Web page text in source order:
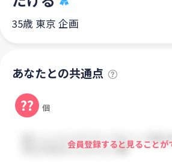
35歳 東京 企画
あなたとの共通点
?? 個
会員登録すると見ることが